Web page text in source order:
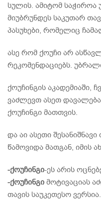
სულის. ამიტომ
მიუბრუნდეს საკუთარ
პასუხები, რომელიც
ასე რომ ქოუჩი არ
რეკომენდაციებს.
ქოუჩინგის აკადემიაში,
ვაძლევთ ასეთ
ქოუჩინგი მათთვის.
და აი ასეთი
წამოვიდა მათგან, იმის
-ქოუჩინგი-ეს არის
-ქოუჩინგი მოტივაციას
თავის საუკეთესო ვერსია.